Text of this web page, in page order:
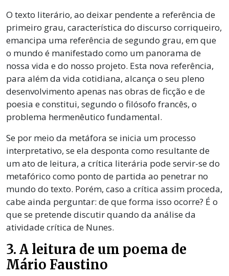
O texto literário, ao deixar pendente a referência de
primeiro grau, característica do discurso corriqueiro,
emancipa uma referência de segundo grau, em que
o mundo é manifestado como um panorama de
nossa vida e do nosso projeto. Esta nova referência,
para além da vida cotidiana, alcança o seu pleno
desenvolvimento apenas nas obras de ficção e de
poesia e constitui, segundo o filósofo francês, o
problema hermenêutico fundamental.
Se por meio da metáfora se inicia um processo
interpretativo, se ela desponta como resultante de
um ato de leitura, a crítica literária pode servir-se do
metafórico como ponto de partida ao penetrar no
mundo do texto. Porém, caso a crítica assim proceda,
cabe ainda perguntar: de que forma isso ocorre? É o
que se pretende discutir quando da análise da
atividade crítica de Nunes.
3. A leitura de um poema de
Mário Faustino